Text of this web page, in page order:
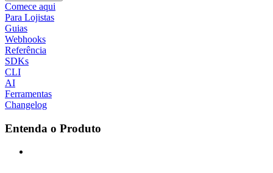
Comece aqui
Para Lojistas
Guias
Webhooks
Referência
SDKs
CLI
AI
Ferramentas
Changelog
Entenda o Produto